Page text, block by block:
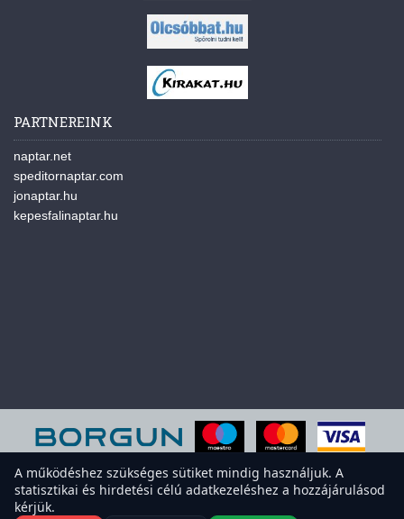
PARTNEREINK
naptar.net
speditornaptar.com
jonaptar.hu
kepesfalinaptar.hu
A működéshez szükséges sütiket mindig használjuk. A
statisztikai és hirdetési célú adatkezeléshez a hozzájárulásod
kérjük.A weboldal sütiket használ a felhasználói élmény javítása érdekében.